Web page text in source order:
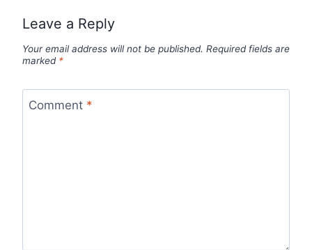
Leave a Reply
Your email address will not be published. Required fields are
marked *
Comment *